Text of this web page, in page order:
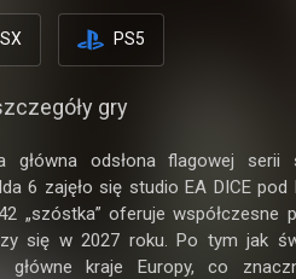
PS5
gry
główna odsłona flagowej
6 zajęło się studio EA DICE
„szóstka” oferuje
się w 2027 roku. Po tym jak
główne kraje Europy, co